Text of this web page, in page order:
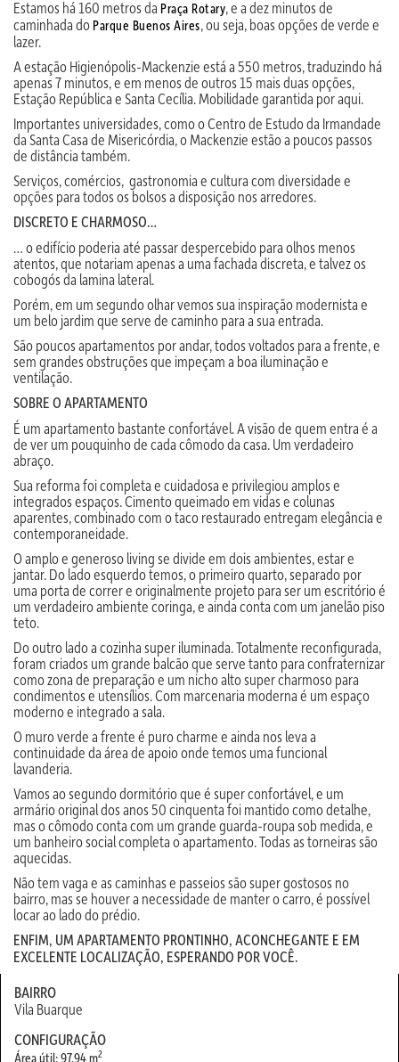
Estamos há 160 metros da Praça Rotary, e a dez minutos de
caminhada do Parque Buenos Aires, ou seja, boas opções de verde e
lazer.
A estação Higienópolis-Mackenzie está a 550 metros, traduzindo há
apenas 7 minutos, e em menos de outros 15 mais duas opções,
Estação República e Santa Cecília. Mobilidade garantida por aqui.
Importantes universidades, como o Centro de Estudo da Irmandade
da Santa Casa de Misericórdia, o Mackenzie estão a poucos passos
de distância também.
Serviços, comércios, gastronomia e cultura com diversidade e
opções para todos os bolsos a disposição nos arredores.
DISCRETO E CHARMOSO…
… o edifício poderia até passar despercebido para olhos menos
atentos, que notariam apenas a uma fachada discreta, e talvez os
cobogós da lamina lateral.
Porém, em um segundo olhar vemos sua inspiração modernista e
um belo jardim que serve de caminho para a sua entrada.
São poucos apartamentos por andar, todos voltados para a frente, e
sem grandes obstruções que impeçam a boa iluminação e
ventilação.
SOBRE O APARTAMENTO
É um apartamento bastante confortável. A visão de quem entra é a
de ver um pouquinho de cada cômodo da casa. Um verdadeiro
abraço.
Sua reforma foi completa e cuidadosa e privilegiou amplos e
integrados espaços. Cimento queimado em vidas e colunas
aparentes, combinado com o taco restaurado entregam elegância e
contemporaneidade.
O amplo e generoso living se divide em dois ambientes, estar e
jantar. Do lado esquerdo temos, o primeiro quarto, separado por
uma porta de correr e originalmente projeto para ser um escritório é
um verdadeiro ambiente coringa, e ainda conta com um janelão piso
teto.
Do outro lado a cozinha super iluminada. Totalmente reconfigurada,
foram criados um grande balcão que serve tanto para confraternizar
como zona de preparação e um nicho alto super charmoso para
condimentos e utensílios. Com marcenaria moderna é um espaço
moderno e integrado a sala.
O muro verde a frente é puro charme e ainda nos leva a
continuidade da área de apoio onde temos uma funcional
lavanderia.
Vamos ao segundo dormitório que é super confortável, e um
armário original dos anos 50 cinquenta foi mantido como detalhe,
mas o cômodo conta com um grande guarda-roupa sob medida, e
um banheiro social completa o apartamento. Todas as torneiras são
aquecidas.
Não tem vaga e as caminhas e passeios são super gostosos no
bairro, mas se houver a necessidade de manter o carro, é possível
locar ao lado do prédio.
ENFIM, UM APARTAMENTO PRONTINHO, ACONCHEGANTE E EM
EXCELENTE LOCALIZAÇÃO, ESPERANDO POR VOCÊ.
BAIRRO
Vila Buarque
CONFIGURAÇÃO
Área útil: 97.94 m2